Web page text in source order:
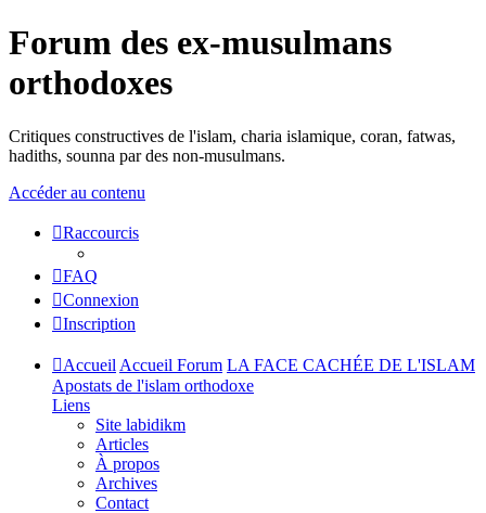
Forum des ex-musulmans
orthodoxes
Critiques constructives de l'islam, charia islamique, coran, fatwas,
hadiths, sounna par des non-musulmans.
Accéder au contenu
Raccourcis
FAQ
Connexion
Inscription
Accueil Accueil Forum LA FACE CACHÉE DE L'ISLAM
Apostats de l'islam orthodoxe
Liens
Site labidikm
Articles
À propos
Archives
Contact